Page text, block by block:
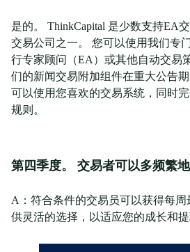
是的。 ThinkCapital 是少数支持EA
交易公司之一。 您可以使用我们专
行专家顾问（EA）或其他自动交易
们的新闻交易附加组件在重大公告
可以使用您喜欢的交易系统，同时
规则。
第四季度。 交易者可以多频繁
A：符合条件的交易员可以获得每
供灵活的选择，以适应您的成长和提